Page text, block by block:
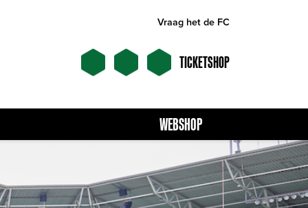
Vraag het de FC
TICKETSHOP
WEBSHOP